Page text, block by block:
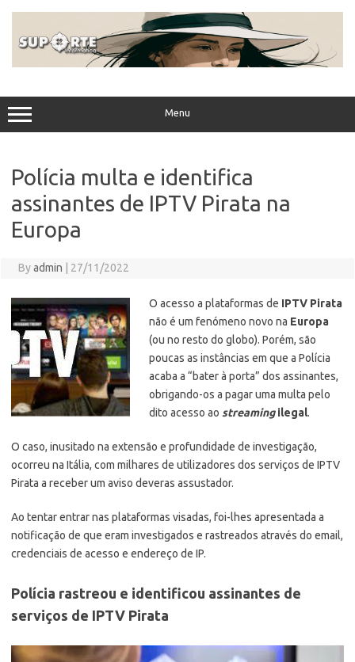
Menu
Polícia multa e identifica
assinantes de IPTV Pirata na
Europa
Byadmin 27/11/2022
O acesso a plataformas de IPTV Pirata
não é um fenómeno novo na Europa
(ou no resto do globo). Porém, são
poucas as instâncias em que a Polícia
acaba a “bater à porta” dos assinantes,
obrigando-os a pagar uma multa pelo
dito acesso ao streamingilegal.
O caso, inusitado na extensão e profundidade de investigação,
ocorreu na Itália, com milhares de utilizadores dos serviços de IPTV
Pirata a receber um aviso deveras assustador.
Ao tentar entrar nas plataformas visadas, foi-lhes apresentada a
notificação de que eram investigados e rastreados através do email,
credenciais de acesso e endereço de IP.
Polícia rastreou e identificou assinantes de
serviços de IPTV Pirata